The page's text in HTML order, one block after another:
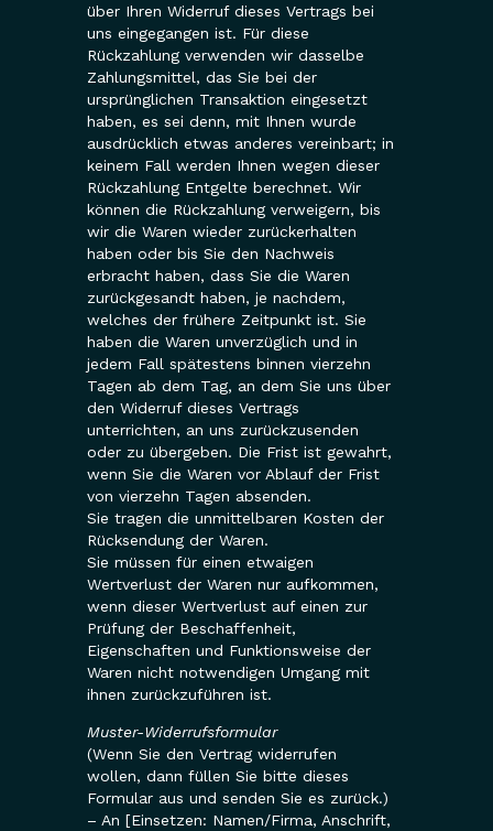
über Ihren Widerruf dieses Vertrags bei
uns eingegangen ist. Für diese
Rückzahlung verwenden wir dasselbe
Zahlungsmittel, das Sie bei der
ursprünglichen Transaktion eingesetzt
haben, es sei denn, mit Ihnen wurde
ausdrücklich etwas anderes vereinbart; in
keinem Fall werden Ihnen wegen dieser
Rückzahlung Entgelte berechnet. Wir
können die Rückzahlung verweigern, bis
wir die Waren wieder zurückerhalten
haben oder bis Sie den Nachweis
erbracht haben, dass Sie die Waren
zurückgesandt haben, je nachdem,
welches der frühere Zeitpunkt ist. Sie
haben die Waren unverzüglich und in
jedem Fall spätestens binnen vierzehn
Tagen ab dem Tag, an dem Sie uns über
den Widerruf dieses Vertrags
unterrichten, an uns zurückzusenden
oder zu übergeben. Die Frist ist gewahrt,
wenn Sie die Waren vor Ablauf der Frist
von vierzehn Tagen absenden.
Sie tragen die unmittelbaren Kosten der
Rücksendung der Waren.
Sie müssen für einen etwaigen
Wertverlust der Waren nur aufkommen,
wenn dieser Wertverlust auf einen zur
Prüfung der Beschaffenheit,
Eigenschaften und Funktionsweise der
Waren nicht notwendigen Umgang mit
ihnen zurückzuführen ist.
Muster-Widerrufsformular
(Wenn Sie den Vertrag widerrufen
wollen, dann füllen Sie bitte dieses
Formular aus und senden Sie es zurück.)
– An [Einsetzen: Namen/Firma, Anschrift,